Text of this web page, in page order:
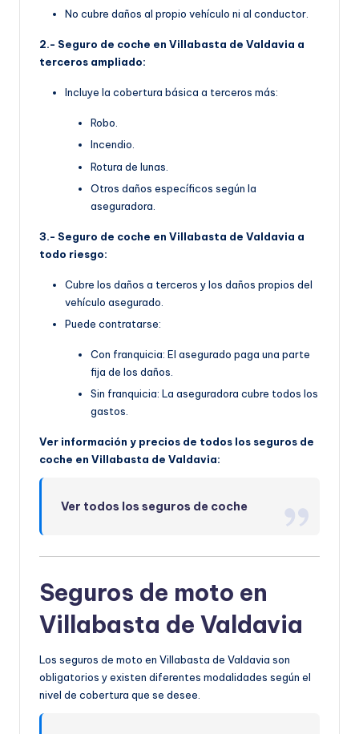
No cubre daños al propio vehículo ni al conductor.
2.- Seguro de coche en Villabasta de Valdavia a
terceros ampliado:
Incluye la cobertura básica a terceros más:
Robo.
Incendio.
Rotura de lunas.
Otros daños específicos según la
aseguradora.
3.- Seguro de coche en Villabasta de Valdavia a
todo riesgo:
Cubre los daños a terceros y los daños propios del
vehículo asegurado.
Puede contratarse:
Con franquicia: El asegurado paga una parte
fija de los daños.
Sin franquicia: La aseguradora cubre todos los
gastos.
Ver información y precios de todos los seguros de
coche en Villabasta de Valdavia:
Ver todos los seguros de coche
Seguros de moto en
Villabasta de Valdavia
Los seguros de moto en Villabasta de Valdavia son
obligatorios y existen diferentes modalidades según el
nivel de cobertura que se desee.